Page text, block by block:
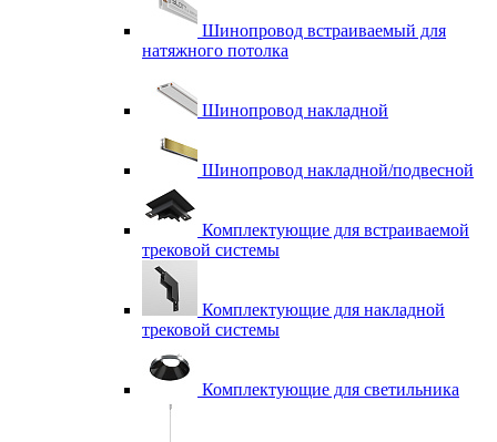
Шинопровод встраиваемый для
натяжного потолка
Шинопровод накладной
Шинопровод накладной/подвесной
Комплектующие для встраиваемой
трековой системы
Комплектующие для накладной
трековой системы
Комплектующие для светильника